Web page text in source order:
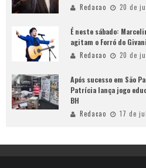
Redacao 20 de
É neste sábado:
agitam o Forró do
Redacao 20 de
Após sucesso em São
Patrícia lança jogo
BH
Redacao 17 de